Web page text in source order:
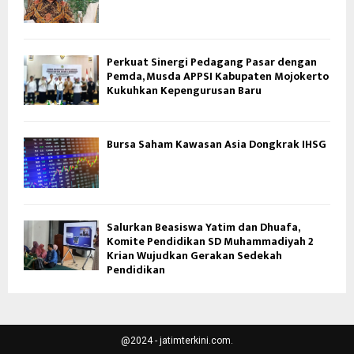
Perkuat Sinergi Pedagang Pasar dengan
Pemda, Musda APPSI Kabupaten Mojokerto
Kukuhkan Kepengurusan Baru
Bursa Saham Kawasan Asia Dongkrak IHSG
Salurkan Beasiswa Yatim dan Dhuafa,
Komite Pendidikan SD Muhammadiyah 2
Krian Wujudkan Gerakan Sedekah
Pendidikan
@2024 - jatimterkini.com.